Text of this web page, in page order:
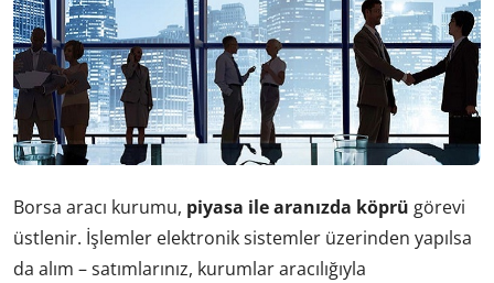
Borsa aracı kurumu, piyasa ile aranızda köprü görevi
üstlenir. İşlemler elektronik sistemler üzerinden yapılsa
da alım – satımlarınız, kurumlar aracılığıyla